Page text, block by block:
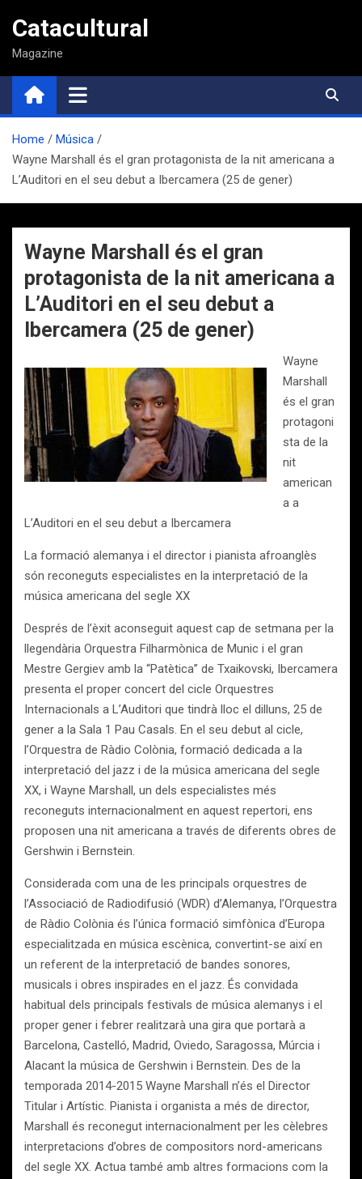
contenido
Catacultural
Magazine
Home
Música
Wayne Marshall és el gran protagonista de la nit americana a
L’Auditori en el seu debut a Ibercamera (25 de gener)
Wayne Marshall és el gran
protagonista de la nit americana a
L’Auditori en el seu debut a
Ibercamera (25 de gener)
Wayne
Marshall
és el gran
protagoni
sta de la
nit
american
a a
L’Auditori en el seu debut a Ibercamera
La formació alemanya i el director i pianista afroanglès
són reconeguts especialistes en la interpretació de la
música americana del segle XX
Després de l’èxit aconseguit aquest cap de setmana per la
llegendària Orquestra Filharmònica de Munic i el gran
Mestre Gergiev amb la “Patètica” de Txaikovski, Ibercamera
presenta el proper concert del cicle Orquestres
Internacionals a L’Auditori que tindrà lloc el dilluns, 25 de
gener a la Sala 1 Pau Casals. En el seu debut al cicle,
l’Orquestra de Ràdio Colònia, formació dedicada a la
interpretació del jazz i de la música americana del segle
XX, i Wayne Marshall, un dels especialistes més
reconeguts internacionalment en aquest repertori, ens
proposen una nit americana a través de diferents obres de
Gershwin i Bernstein.
Considerada com una de les principals orquestres de
l’Associació de Radiodifusió (WDR) d’Alemanya, l’Orquestra
de Ràdio Colònia és l’única formació simfònica d’Europa
especialitzada en música escènica, convertint-se així en
un referent de la interpretació de bandes sonores,
musicals i obres inspirades en el jazz. És convidada
habitual dels principals festivals de música alemanys i el
proper gener i febrer realitzarà una gira que portarà a
Barcelona, Castelló, Madrid, Oviedo, Saragossa, Múrcia i
Alacant la música de Gershwin i Bernstein. Des de la
temporada 2014-2015 Wayne Marshall n’és el Director
Titular i Artístic. Pianista i organista a més de director,
Marshall és reconegut internacionalment per les cèlebres
interpretacions d’obres de compositors nord-americans
del segle XX. Actua també amb altres formacions com la